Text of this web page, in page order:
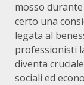
mosso
certo una
legata al
professionisti
diventa
sociali ed